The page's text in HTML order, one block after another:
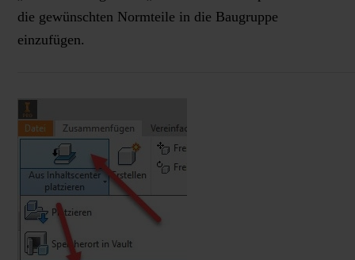
die gewünschten Normteile in die Baugruppe
einzufügen.